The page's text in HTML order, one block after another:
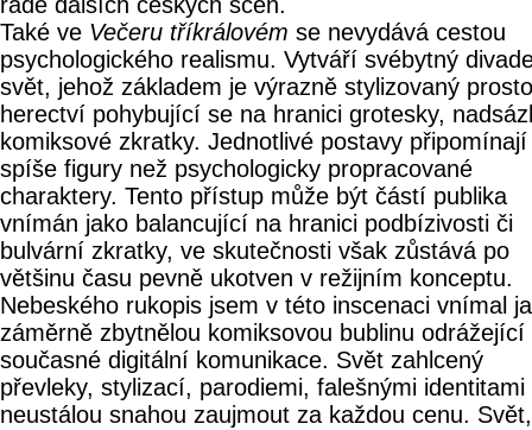
Také ve Večeru tříkrálovém se nevydává cestou
psychologického realismu. Vytváří svébytný
svět, jehož základem je výrazně stylizovaný
herectví pohybující se na hranici grotesky,
komiksové zkratky. Jednotlivé postavy připomínají
spíše figury než psychologicky propracované
charaktery. Tento přístup může být částí publika
vnímán jako balancující na hranici podbízivosti či
bulvární zkratky, ve skutečnosti však zůstává po
většinu času pevně ukotven v režijním konceptu.
Nebeského rukopis jsem v této inscenaci vnímal
záměrně zbytnělou komiksovou bublinu odrážející
současné digitální komunikace. Svět zahlcený
převleky, stylizací, parodiemi, falešnými identitami
neustálou snahou zaujmout za každou cenu.